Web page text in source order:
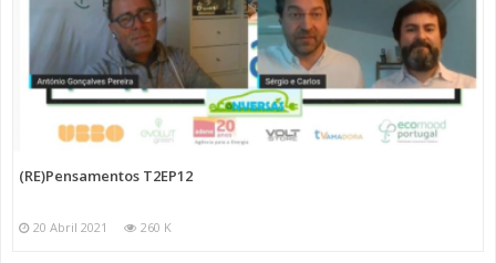
(RE)Pensamentos T2EP12
20 Abril 2021 260 K